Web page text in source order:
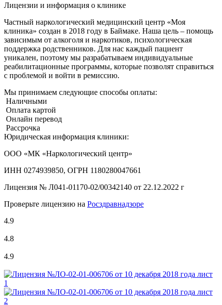
Лицензии и информация о клинике
Частный наркологический медицинский центр «Моя
клиника» создан в 2018 году в Баймаке. Наша цель – помощь
зависимым от алкоголя и наркотиков, психологическая
поддержка родственников. Для нас каждый пациент
уникален, поэтому мы разрабатываем индивидуальные
реабилитационные программы, которые позволят справиться
с проблемой и войти в ремиссию.
Мы принимаем следующие способы оплаты:
Наличными
Оплата картой
Онлайн перевод
Рассрочка
Юридическая информация клиники:
ООО «МК «Наркологический центр»
ИНН 0274939850, ОГРН 1180280047661
Лицензия № Л041-01170-02/00342140 от 22.12.2022 г
Проверьте лицензию на Росздравнадзоре
4.9
4.8
4.9